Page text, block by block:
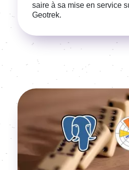
saire à sa mise en service
Geotrek.
Voir l'article
Image